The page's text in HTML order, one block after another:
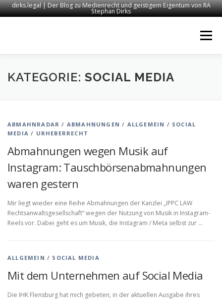
dirks.legal | Der Blog zu Medienrecht und geistigem Eigentum von RA
Stephan Dirks
Menü
START KONTAKT RECHTSANWALT DIRKS
KATEGORIE: SOCIAL MEDIA
ABMAHNRADAR / ABMAHNUNGEN / ALLGEMEIN / SOCIAL
MEDIA / URHEBERRECHT
Abmahnungen wegen Musik auf
Instagram: Tauschbörsenabmahnungen
waren gestern
Mir liegt wieder eine Reihe Abmahnungen der Kanzlei „IPPC LAW
Rechtsanwaltsgesellschaft“ wegen der Nutzung von Musik in Instagram-
Reels vor. Dabei geht es um Musik, die Instagram / Meta selbst zur …
ALLGEMEIN / SOCIAL MEDIA
Mit dem Unternehmen auf Social Media
Die IHK Flensburg hat mich gebeten, in der aktuellen Ausgabe ihres